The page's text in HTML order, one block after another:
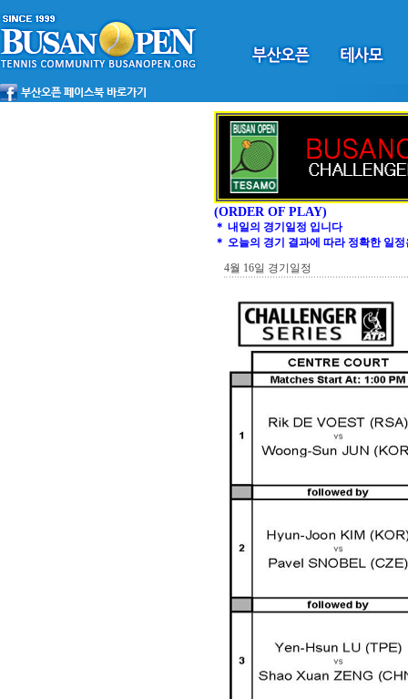
(ORDER OF PLAY)
＊ 내일의 경기일정 입니다
＊ 오늘의 경기 결과에 따라 정확한 일
4월 16일 경기일정